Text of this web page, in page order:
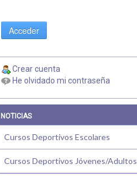
Acceder
Crear cuenta
He olvidado mi contraseña
NOTICIAS
Cursos Deportivos Escolares
Cursos Deportivos Jóvenes/Adultos